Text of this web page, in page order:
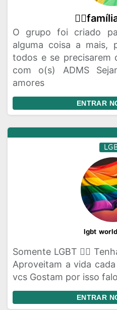
O grupo foi criado
alguma coisa a mais,
todos e se precisarem
com o(s) ADMS
amores
ENTRAR
ˡᵍᵇᵗ
Somente LGBT 🏳️‍🌈
Aproveitam a vida
vcs Gostam por isso
ENTRAR